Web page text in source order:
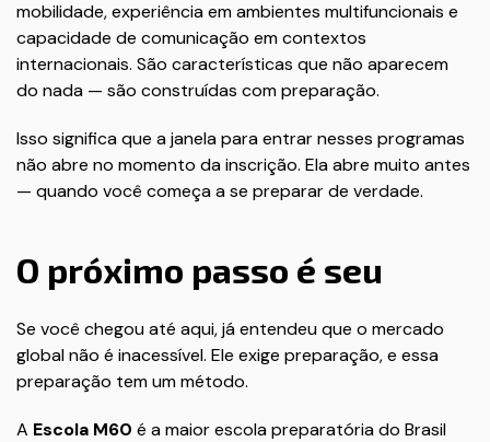
mobilidade, experiência em ambientes multifuncionais e
capacidade de comunicação em contextos
internacionais. São características que não aparecem
do nada — são construídas com preparação.
Isso significa que a janela para entrar nesses programas
não abre no momento da inscrição. Ela abre muito antes
— quando você começa a se preparar de verdade.
O próximo passo é seu
Se você chegou até aqui, já entendeu que o mercado
global não é inacessível. Ele exige preparação, e essa
preparação tem um método.
A Escola M60 é a maior escola preparatória do Brasil